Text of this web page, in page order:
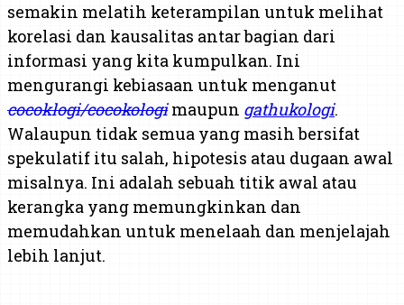
semakin melatih keterampilan untuk melihat
korelasi dan kausalitas antar bagian dari
informasi yang kita kumpulkan. Ini
mengurangi kebiasaan untuk menganut
cocoklogi/cocokologimaupun gathukologi.
Walaupun tidak semua yang masih bersifat
spekulatif itu salah, hipotesis atau dugaan awal
misalnya. Ini adalah sebuah titik awal atau
kerangka yang memungkinkan dan
memudahkan untuk menelaah dan menjelajah
lebih lanjut.